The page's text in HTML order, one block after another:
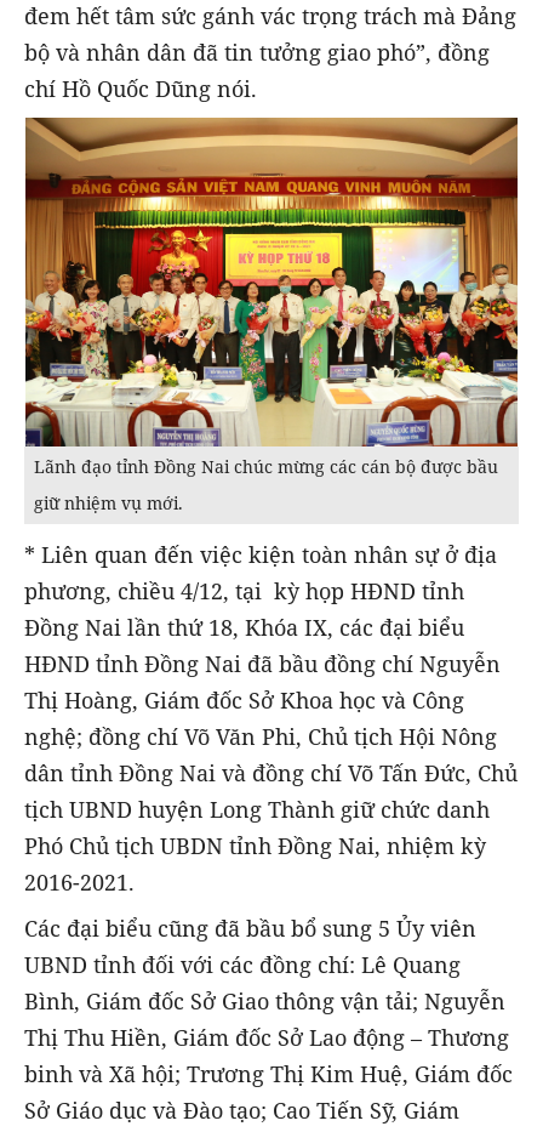
đem hết tâm sức gánh vác trọng trách mà Đảng
bộ và nhân dân đã tin tưởng giao phó”, đồng
chí Hồ Quốc Dũng nói.
Lãnh đạo tỉnh Đồng Nai chúc mừng các cán bộ được bầu
giữ nhiệm vụ mới.
* Liên quan đến việc kiện toàn nhân sự ở địa
phương, chiều 4/12, tại kỳ họp HĐND tỉnh
Đồng Nai lần thứ 18, Khóa IX, các đại biểu
HĐND tỉnh Đồng Nai đã bầu đồng chí Nguyễn
Thị Hoàng, Giám đốc Sở Khoa học và Công
nghệ; đồng chí Võ Văn Phi, Chủ tịch Hội Nông
dân tỉnh Đồng Nai và đồng chí Võ Tấn Đức, Chủ
tịch UBND huyện Long Thành giữ chức danh
Phó Chủ tịch UBDN tỉnh Đồng Nai, nhiệm kỳ
2016-2021.
Các đại biểu cũng đã bầu bổ sung 5 Ủy viên
UBND tỉnh đối với các đồng chí: Lê Quang
Bình, Giám đốc Sở Giao thông vận tải; Nguyễn
Thị Thu Hiền, Giám đốc Sở Lao động – Thương
binh và Xã hội; Trương Thị Kim Huệ, Giám đốc
Sở Giáo dục và Đào tạo; Cao Tiến Sỹ, Giám